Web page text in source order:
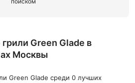
Green Glade в
Москвы
Green Glade среди 0 лучших